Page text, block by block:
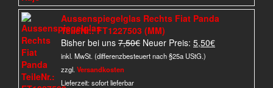
Aussenspiegelglas Rechts Fiat Panda
TeileNr.: FT1227503 (MM)
Bisher bei uns 7,50€ Ursprünglicher
Preis
Neuer Preis: 5,50€Aktueller
inkl. MwSt. (differenzbesteuert nach §25a UStG.)
zzgl. Versandkosten
Lieferzeit:sofort lieferbar